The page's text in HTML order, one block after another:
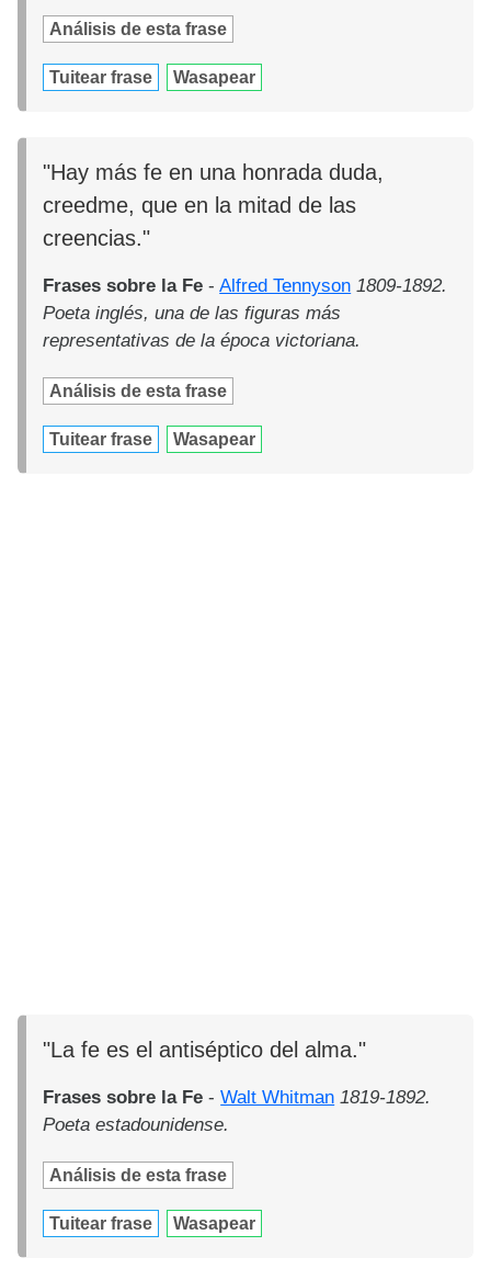
Análisis de esta frase
Tuitear frase Wasapear
"Hay más fe en una honrada duda,
creedme, que en la mitad de las
creencias."
Frases sobre la Fe -Alfred Tennyson 1809-1892.
Poeta inglés, una de las figuras más
representativas de la época victoriana.
Análisis de esta frase
Tuitear frase Wasapear
"La fe es el antiséptico del alma."
Frases sobre la Fe -Walt Whitman 1819-1892.
Poeta estadounidense.
Análisis de esta frase
Tuitear frase Wasapear